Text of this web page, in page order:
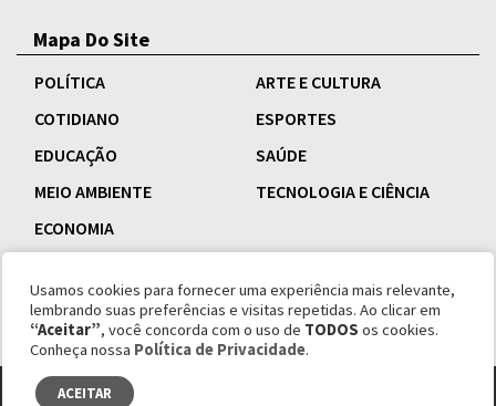
Mapa Do Site
POLÍTICA
ARTE E CULTURA
COTIDIANO
ESPORTES
EDUCAÇÃO
SAÚDE
MEIO AMBIENTE
TECNOLOGIA E CIÊNCIA
ECONOMIA
Usamos cookies para fornecer uma experiência mais relevante,
lembrando suas preferências e visitas repetidas. Ao clicar em
“Aceitar”, você concorda com o uso de TODOS os cookies.
Conheça nossa Política de Privacidade.
ACEITAR